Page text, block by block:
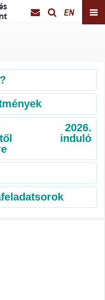
EN
2026.
induló